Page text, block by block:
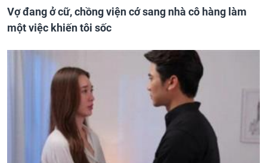
Vợ đang ở cữ, chồng viện cớ sang nhà cô hàng làm
một việc khiến tôi sốc